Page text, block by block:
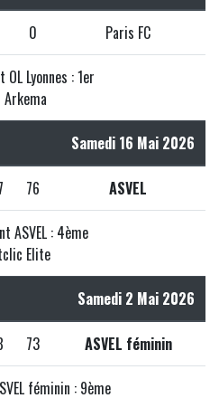
0 Paris FC
OL Lyonnes : 1er
Arkema
Samedi 16 Mai 2026
76 ASVEL
ASVEL : 4ème
Elite
Samedi 2 Mai 2026
73 ASVEL féminin
féminin : 9ème